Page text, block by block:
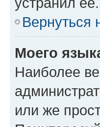
Вернуться
Моего
Наиболее
или же